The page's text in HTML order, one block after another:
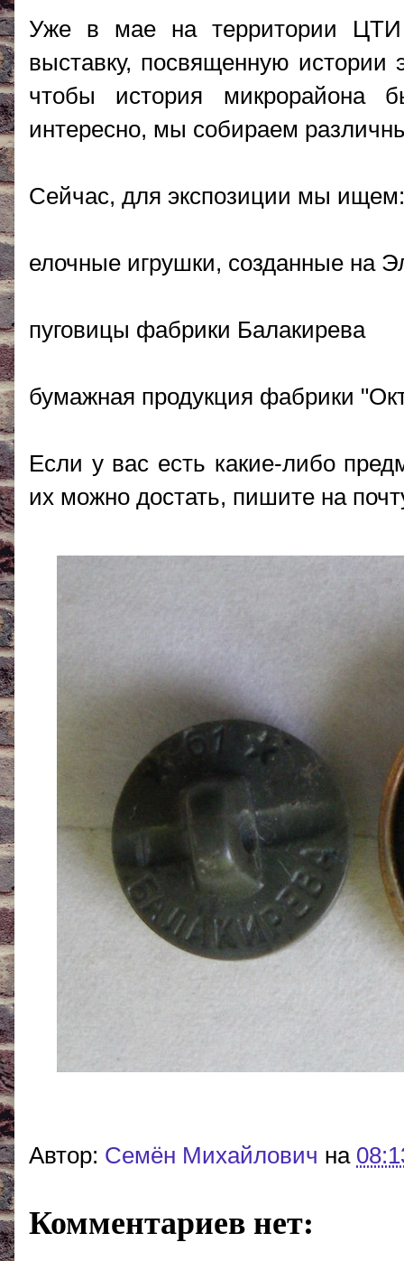
Уже в мае на территории ЦТИ
выставку, посвященную истории
чтобы история микрорайона
интересно, мы собираем
Сейчас, для экспозиции мы ищем:
елочные игрушки, созданные на
пуговицы фабрики Балакирева
бумажная продукция фабрики
Если у вас есть какие-либо
их можно достать, пишите на
Автор: Cемён Михайлович на
Комментариев нет: